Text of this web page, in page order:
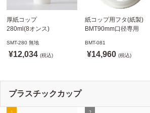
厚紙コップ
280ml(8オンス)
SMT-280 無地
※沖縄・離島 送料別途
SMT-280 無地
¥12,034 (税込)
紙コップ用フタ(紙製)
BMT90mm口径専用
ドリンキングリッド
※適合品番あり ※沖縄・
BMT-081
¥14,960 (税込)
プラスチックカップ